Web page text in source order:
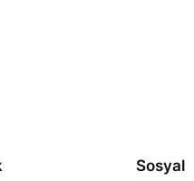
Sosyal